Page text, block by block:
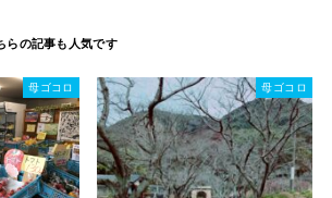
母ゴコロ 母ゴコロ